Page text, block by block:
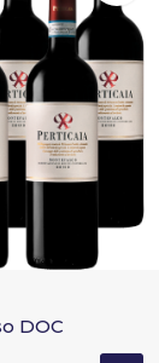
DOC